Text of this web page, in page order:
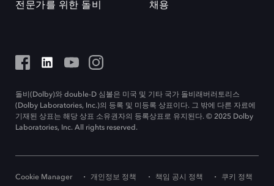
전문가를 위한 돌비 채용
돌비(Dolby)와 double-D 심볼은 미국 및 기타 국가 돌비래버러토리스
(Dolby Laboratories, Inc.)의 등록 및 미등록 상표이다. 그 밖에 다른 자료에
기재된 상표는 해당 상표 소유권자의 등록상표로 유지된다. © 2025 Dolby
Laboratories, Inc. All rights reserved.
Cookie Manager 개인정보 정책 책임 공시 정책 쿠키 정책